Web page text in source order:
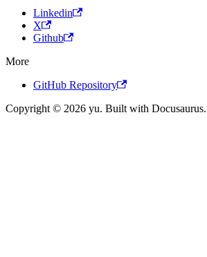
Linkedin
X
Github
More
GitHub Repository
Copyright © 2026 yu. Built with Docusaurus.